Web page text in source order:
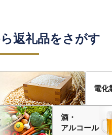
返礼品をさがす
電化
酒・
アルコール